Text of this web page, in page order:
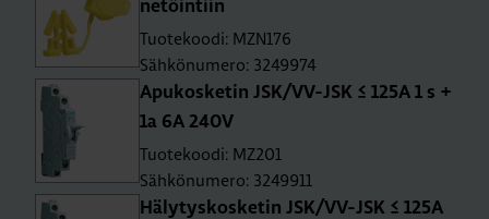
ne­töin­tiin
Tuotekoodi: MZN176
Sähkönumero: 3249974
Apu­kos­ke­tin JSK/VV-JSK ≤ 125A 1 s +
1a 6A 240V
Tuotekoodi: MZ201
Sähkönumero: 3249911
Hä­ly­tys­kos­ke­tin JSK/VV-JSK ≤ 125A